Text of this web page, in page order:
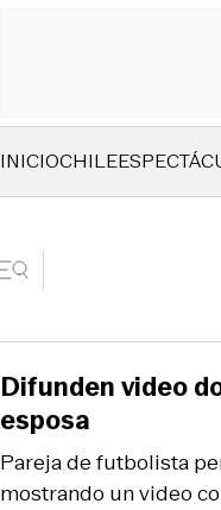
INICIOCHILE
Pareja de futbolista
mostrando un video
Difunden video
esposa